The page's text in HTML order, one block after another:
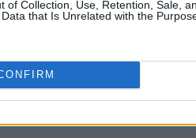
of Collection, Use, Retention, Sale,
that Is Unrelated with the